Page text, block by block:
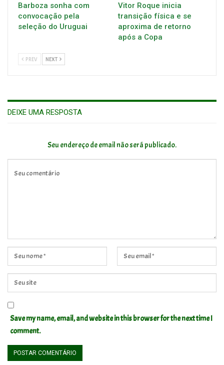
Barboza sonha com
convocação pela
seleção do Uruguai
Vitor Roque inicia
transição física e se
aproxima de retorno
após a Copa
PREV NEXT
DEIXE UMA RESPOSTA
Seu endereço de email não será publicado.
Save my name, email, and website in this browser for the next time I
comment.